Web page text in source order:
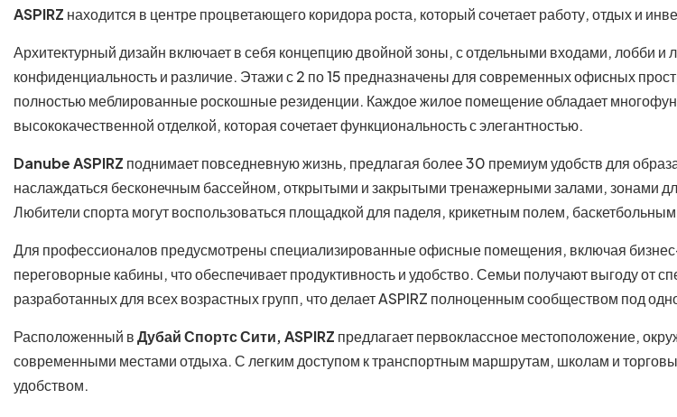
ASPIRZ находится в центре процветающего коридора роста, который сочетает работу, отдых и
Архитектурный дизайн включает в себя концепцию двойной зоны, с отдельными входами, лобби
конфиденциальность и различие. Этажи с 2 по 15 предназначены для современных офисных
полностью меблированные роскошные резиденции. Каждое жилое помещение обладает
высококачественной отделкой, которая сочетает функциональность с элегантностью.
Danube ASPIRZ поднимает повседневную жизнь, предлагая более 30 премиум удобств для
наслаждаться бесконечным бассейном, открытыми и закрытыми тренажерными залами, зонами
Любители спорта могут воспользоваться площадкой для паделя, крикетным полем,
Для профессионалов предусмотрены специализированные офисные помещения, включая
переговорные кабины, что обеспечивает продуктивность и удобство. Семьи получают выгоду от
разработанных для всех возрастных групп, что делает ASPIRZ полноценным сообществом под
Расположенный вДубай Спортс Сити,ASPIRZ предлагает первоклассное местоположение,
современными местами отдыха. С легким доступом к транспортным маршрутам, школам и
удобством.